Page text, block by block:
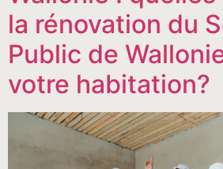
la rénovation du
Public de
votre habitation?